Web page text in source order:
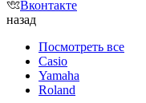
Вконтакте
назад
Посмотреть все
Casio
Yamaha
Roland